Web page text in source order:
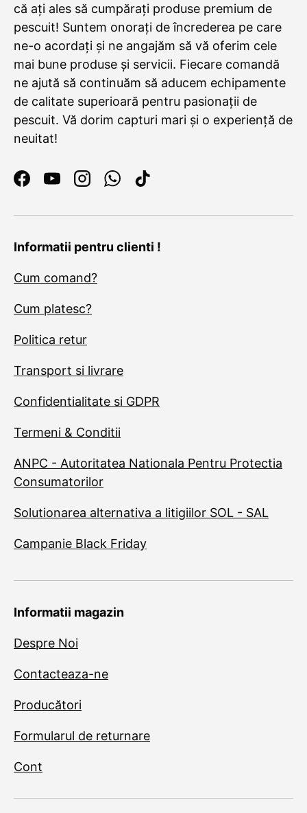
că ați ales să cumpărați produse premium de
pescuit! Suntem onorați de încrederea pe care
ne-o acordați și ne angajăm să vă oferim cele
mai bune produse și servicii. Fiecare comandă
ne ajută să continuăm să aducem echipamente
de calitate superioară pentru pasionații de
pescuit. Vă dorim capturi mari și o experiență de
neuitat!
Facebook
YouTubeInstagram
WhatsApp
TikTok
Informatii pentru clienti !
Cum comand?
Cum platesc?
Politica retur
Transport si livrare
Confidentialitate si GDPR
Termeni & Conditii
ANPC - Autoritatea Nationala Pentru Protectia
Consumatorilor
Solutionarea alternativa a litigiilor SOL - SAL
Campanie Black Friday
Informatii magazin
Despre Noi
Contacteaza-ne
Producători
Formularul de returnare
Cont